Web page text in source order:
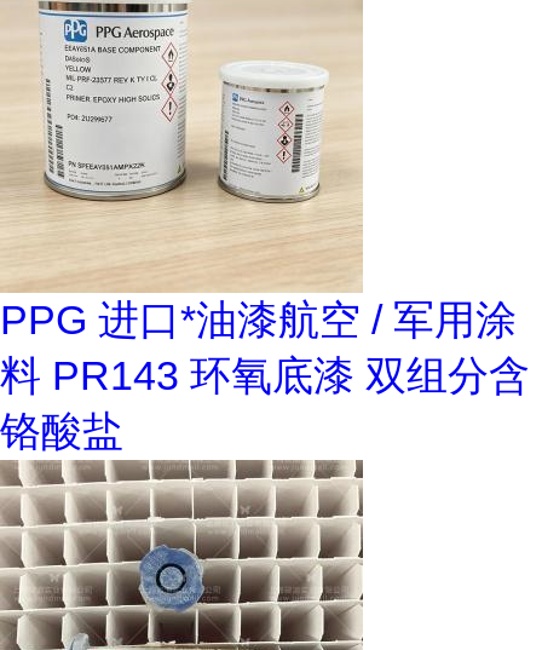
PPG 进口*油漆航空 / 军用涂
料 PR143 环氧底漆 双组分含
铬酸盐